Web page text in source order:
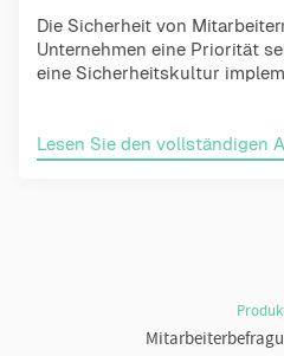
Die Sicherheit von
Unternehmen eine Priorität
eine Sicherheitskultur
Lesen Sie den vollständigen